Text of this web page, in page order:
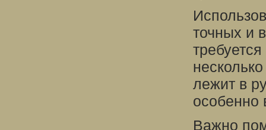
точных и
лежит в
особенно
Важно